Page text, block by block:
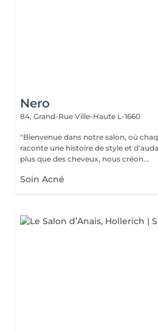
Nero
84, Grand-Rue Ville-Haute L-1660
"Bienvenue dans notre salon, où
raconte une histoire de style et
plus que des cheveux, nous créon...
Soin Acné